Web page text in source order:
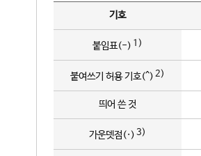
기호
붙임표(-) 1)
붙여쓰기 허용 기호(^) 2)
띄어 쓴 것
가운뎃점(·) 3)